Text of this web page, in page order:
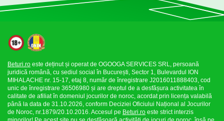
Beturi.ro este deținut și operat de OGOOGA SERVICES SRL, persoană
juridică română, cu sediul social în București, Sector 1, Bulevardul ION
MIHALACHE nr. 15-17, etaj 8, număr de înregistrare J2016011888403, cod
unic de înregistrare 36506980 și are dreptul de a desfășura activitatea în
calitate de afiliat în domeniul jocurilor de noroc, acordat prin licența valabilă
până la data de 31.10.2026, conform Deciziei Oficiului Național al Jocurilor
de Noroc, nr.1879/20.10.2016. Accesul pe Beturi.ro este strict interzis